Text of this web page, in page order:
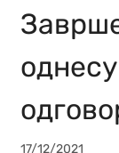
17/12/2021